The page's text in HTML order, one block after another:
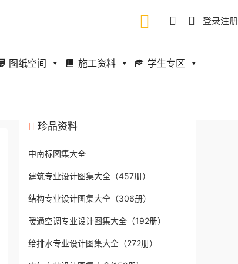
登录注册
图纸空间 施工资料 学生专区
珍品资料
中南标图集大全
建筑专业设计图集大全（457册）
结构专业设计图集大全（306册）
暖通空调专业设计图集大全（192册）
给排水专业设计图集大全（272册）